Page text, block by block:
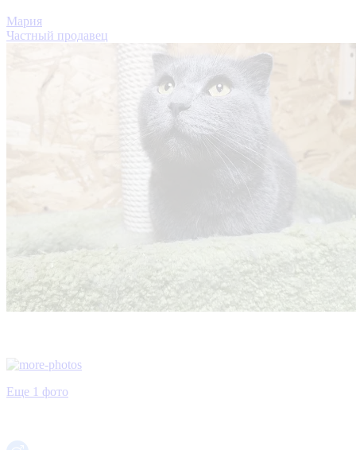
Мария
Частный продавец
Еще 1 фото